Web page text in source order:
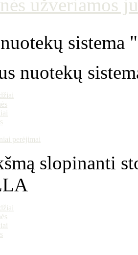
nuotekų
perėjimai
slopinanti